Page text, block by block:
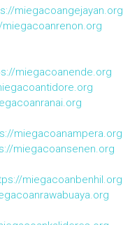
miegacoangejayan.org
miegacoanende.org
miegacoanampera.org
miegacoansenen.org
miegacoanbenhil.org